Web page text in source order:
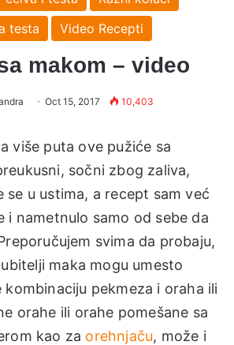
testa
Video Recepti
makom – video
Oct 15, 2017 10,403
više puta ove pužiće sa
sočni zbog zaliva,
se u ustima, a recept sam već
i nametnulo samo od sebe da
svima da probaju,
maka mogu umesto
pekmeza i oraha ili
orahe ili orahe pomešane sa
kao za orehnjaču, može i